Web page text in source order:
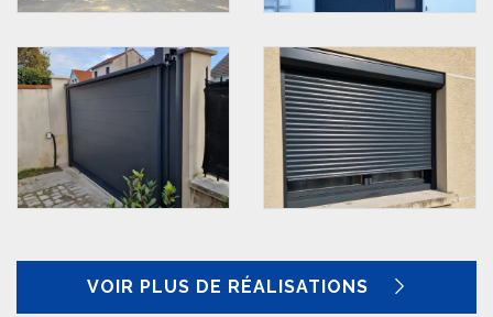
VOIR PLUS DE RÉALISATIONS